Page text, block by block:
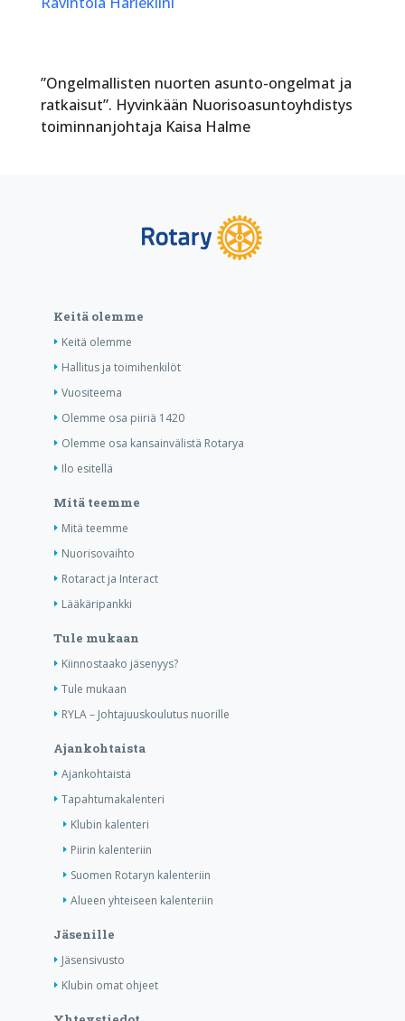
”Ongelmallisten nuorten asunto-ongelmat ja
ratkaisut”. Hyvinkään Nuorisoasuntoyhdistys
toiminnanjohtaja Kaisa Halme
Keitä olemme
Keitä olemme
Hallitus ja toimihenkilöt
Vuositeema
Olemme osa piiriä 1420
Olemme osa kansainvälistä Rotarya
Ilo esitellä
Mitä teemme
Mitä teemme
Nuorisovaihto
Rotaract ja Interact
Lääkäripankki
Tule mukaan
Kiinnostaako jäsenyys?
Tule mukaan
RYLA – Johtajuuskoulutus nuorille
Ajankohtaista
Ajankohtaista
Tapahtumakalenteri
Klubin kalenteri
Piirin kalenteriin
Suomen Rotaryn kalenteriin
Alueen yhteiseen kalenteriin
Jäsenille
Jäsensivusto
Klubin omat ohjeet